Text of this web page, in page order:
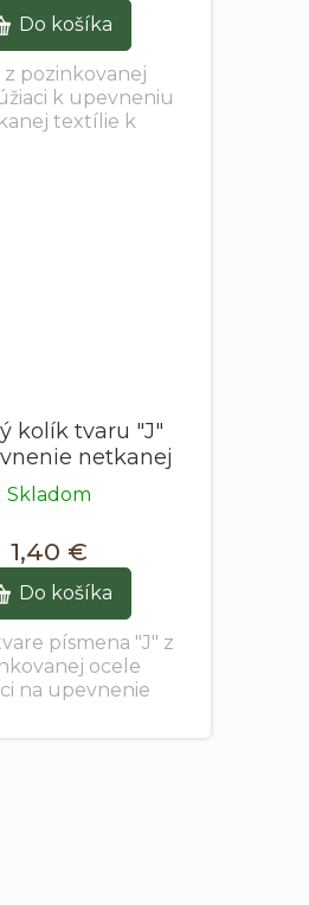
Do košíka
z pozinkovanej
k upevneniu
textílie k
kolík tvaru "J"
netkanej
3 cm / 15 cm -
20 ks
Skladom
1,40 €
Do košíka
písmena "J" z
ocele
na upevnenie
Balenie